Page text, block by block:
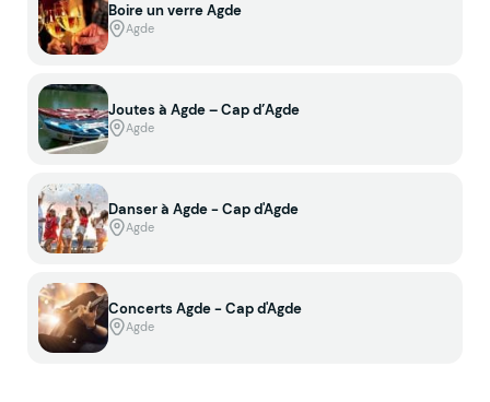
Boire un verre Agde
Agde
Joutes à Agde – Cap d’Agde
Agde
Danser à Agde - Cap d'Agde
Agde
Concerts Agde - Cap d'Agde
Agde